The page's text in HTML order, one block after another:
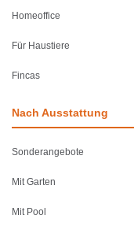
Homeoffice
Für Haustiere
Fincas
Nach Ausstattung
Sonderangebote
Mit Garten
Mit Pool